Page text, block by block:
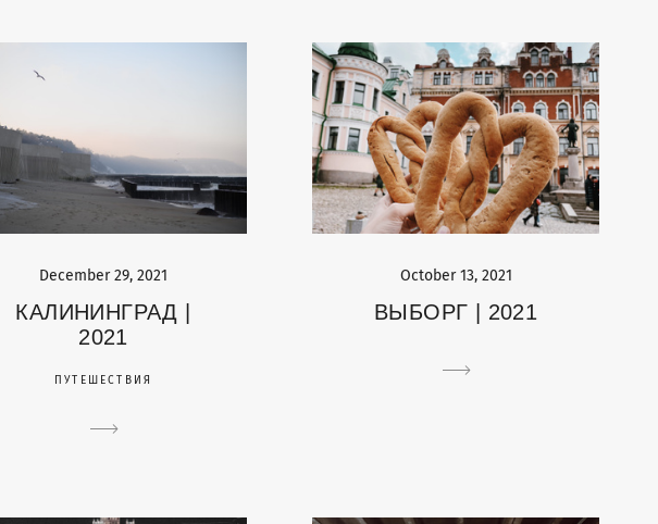
December 29, 2021
КАЛИНИНГРАД |
2021
ПУТЕШЕСТВИЯ
October 13, 2021
ВЫБОРГ | 2021